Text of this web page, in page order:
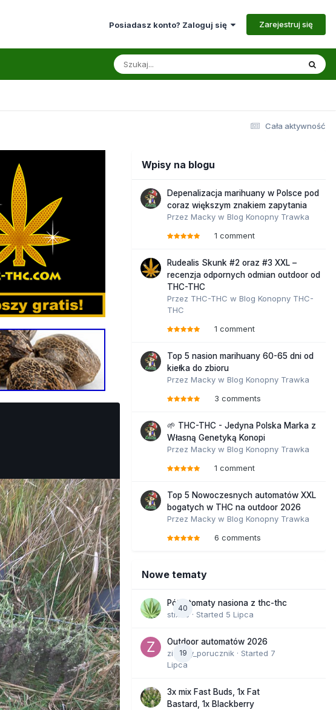
Posiadasz konto? Zaloguj się Zarejestruj się
Cała aktywność
Wpisy na blogu
Depenalizacja marihuany w Polsce pod
coraz większym znakiem zapytania
Przez Macky w Blog Konopny Trawka
1 comment
Rudealis Skunk #2 oraz #3 XXL –
recenzja odpornych odmian outdoor od
THC-THC
Przez THC-THC w Blog Konopny THC-
THC
1 comment
Top 5 nasion marihuany 60-65 dni od
kiełka do zbioru
Przez Macky w Blog Konopny Trawka
3 comments
🌱 THC-THC - Jedyna Polska Marka z
Własną Genetyką Konopi
Przez Macky w Blog Konopny Trawka
1 comment
Top 5 Nowoczesnych automatów XXL
bogatych w THC na outdoor 2026
Przez Macky w Blog Konopny Trawka
6 comments
Nowe tematy
40
Półautomaty nasiona z thc-thc
stix33 · Started 5 Lipca
19
Outdoor automatów 2026
zielony_porucznik · Started 7
Lipca
3x mix Fast Buds, 1x Fat
Bastard, 1x Blackberry